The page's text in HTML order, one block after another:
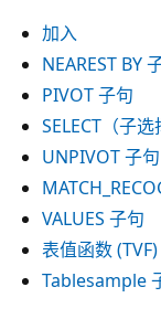
加入
NEAREST BY
PIVOT 子句
SELECT （子选
UNPIVOT 子句
VALUES 子句
表值函数
Tablesample